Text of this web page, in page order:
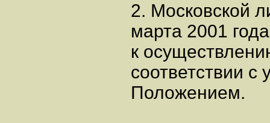
2. Московской
марта 2001 года
к
соответствии
Положением.